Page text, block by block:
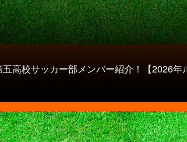
五高校サッカー部メンバー紹介！【2026年